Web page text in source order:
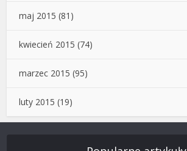
maj 2015 (81)
kwiecień 2015 (74)
marzec 2015 (95)
luty 2015 (19)